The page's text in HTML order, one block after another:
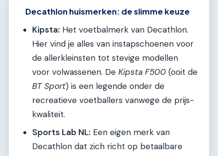
Decathlon huismerken: de slimme keuze
Kipsta: Het voetbalmerk van Decathlon.
Hier vind je alles van instapschoenen voor
de allerkleinsten tot stevige modellen
voor volwassenen. De Kipsta F500 (ooit de
BT Sport) is een legende onder de
recreatieve voetballers vanwege de prijs-
kwaliteit.
Sports Lab NL: Een eigen merk van
Decathlon dat zich richt op betaalbare